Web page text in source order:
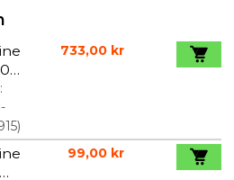
)
733,00 kr
99,00 kr